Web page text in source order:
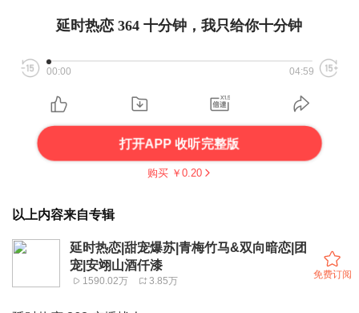
延时热恋 364 十分钟，我只给你十分钟
00:00 04:59
打开APP 收听完整版
购买 ￥ 0.20
以上内容来自专辑
延时热恋|甜宠爆苏|青梅竹马&双向暗恋|团
宠|安翊山酒仟漆
1590.02万 3.85万
免费订阅